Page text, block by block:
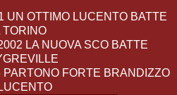
UN OTTIMO LUCENTO BATTE
TORINO
LA NUOVA SCO BATTE
PARTONO FORTE BRANDIZZO